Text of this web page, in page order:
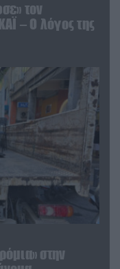
τον
– Ο λόγος της
στην